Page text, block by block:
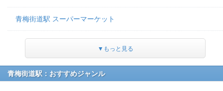
青梅街道駅 スーパーマーケット
▼もっと見る
青梅街道駅：おすすめジャンル